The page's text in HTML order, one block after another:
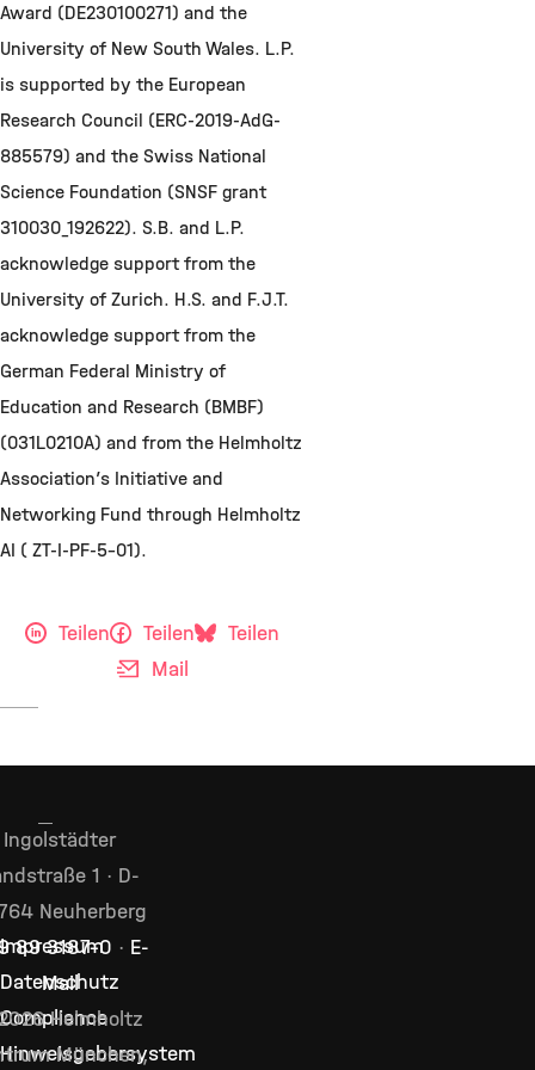
Award (DE230100271) and the
University of New South Wales. L.P.
is supported by the European
Research Council (ERC-2019-AdG-
885579) and the Swiss National
Science Foundation (SNSF grant
310030_192622). S.B. and L.P.
acknowledge support from the
University of Zurich. H.S. and F.J.T.
acknowledge support from the
German Federal Ministry of
Education and Research (BMBF)
(031L0210A) and from the Helmholtz
Association’s Initiative and
Networking Fund through Helmholtz
AI ( ZT-I-PF-5-01).
Teilen Teilen
Teilen
Mail
Impressum
Datenschutz
Compliance
Hinweisgebersystem
Ingolstädter
1 · D-
Neuherberg
89 3187–0 · E-
Mail
Helmholtz
München,